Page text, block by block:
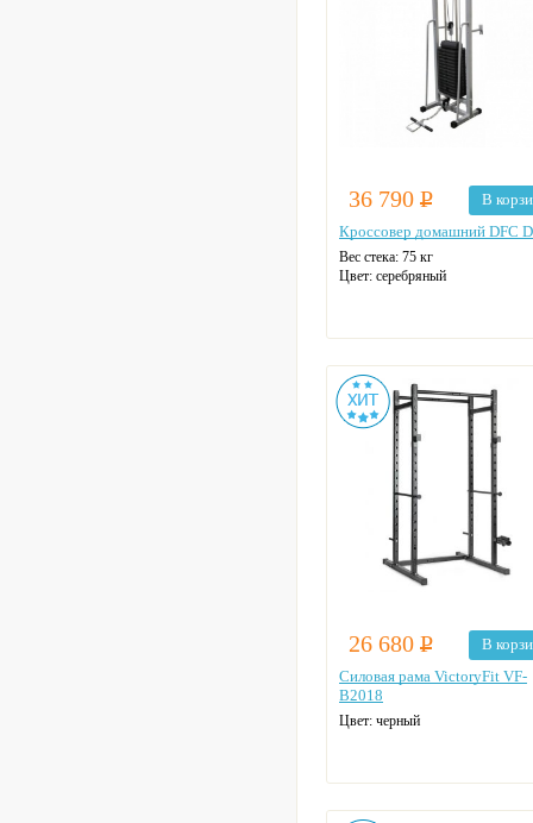
36 790 Р
В
Кроссовер домашний DFC
Вес стека: 75 кг
Цвет: серебряный
26 680 Р
В
Силовая рама VictoryFit VF-
B2018
Цвет: черный